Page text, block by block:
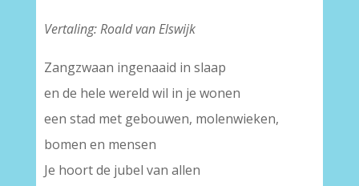
Vertaling: Roald van Elswijk
Zangzwaan ingenaaid in slaap
en de hele wereld wil in je wonen
een stad met gebouwen, molenwieken,
bomen en mensen
Je hoort de jubel van allen